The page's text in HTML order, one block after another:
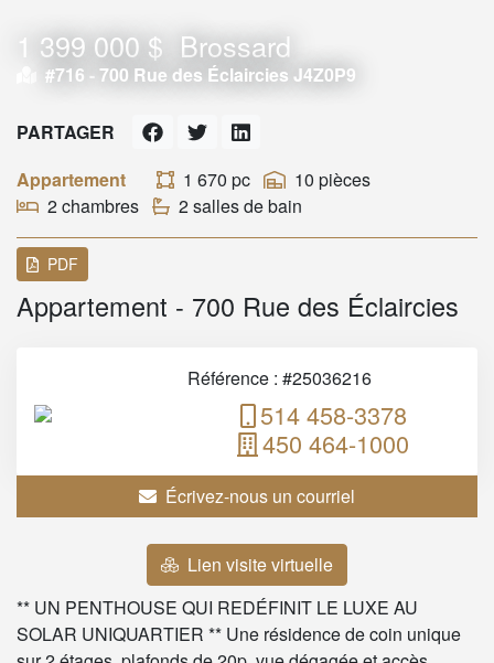
1 399 000 $ Brossard
#716 -700 Rue des Éclaircies J4Z0P9
Appartement 1 670 pc
10 pièces
2 chambres
2 salles de bain
PARTAGER
PDF
Appartement - 700 Rue des Éclaircies
Référence : #25036216
514 458-3378
450 464-1000
Écrivez-nous un courriel
Lien visite virtuelle
** UN PENTHOUSE QUI REDÉFINIT LE LUXE AU
SOLAR UNIQUARTIER ** Une résidence de coin unique